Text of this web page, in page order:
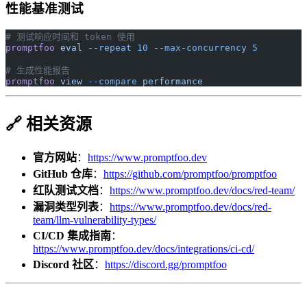
性能基准测试
# 测试响应时间和 token 使用
promptfoo eval --repeat 10 --max-concurrency 5
# 生成性能报告
promptfoo view --compare performance
🔗 相关资源
官方网站： https://www.promptfoo.dev
GitHub 仓库： https://github.com/promptfoo/promptfoo
红队测试文档： https://www.promptfoo.dev/docs/red-team/
漏洞类型列表： https://www.promptfoo.dev/docs/red-
team/llm-vulnerability-types/
CI/CD 集成指南：
https://www.promptfoo.dev/docs/integrations/ci-cd/
Discord 社区 ： https://discord.gg/promptfoo